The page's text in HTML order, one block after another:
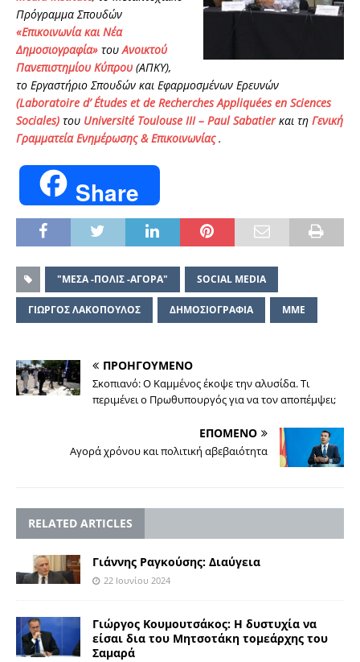
Πρόγραμμα Σπουδών
«Επικοινωνία και Νέα
Δημοσιογραφία» τουΑνοικτού
Πανεπιστημίου Κύπρου (ΑΠΚΥ),
το Εργαστήριο Σπουδών και Εφαρμοσμένων Ερευνών
(Laboratoire d’ Études et de Recherches Appliquées en Sciences
Sociales) του Université Toulouse III – Paul Sabatierκαι τη Γενική
Γραμματεία Ενημέρωσης & Επικοινωνίας.
Share
"ΜΕΣΑ -ΠΟΛΙΣ -ΑΓΟΡΑ" SOCIAL MEDIA
ΓΙΩΡΓΟΣ ΛΑΚΟΠΟΥΛΟΣ ΔΗΜΟΣΙΟΓΡΑΦΙΑ ΜΜΕ
ΠΡΟΗΓΟΥΜΕΝΟ
Σκοπιανό: O Καμμένος έκοψε την αλυσίδα. Τι
περιμένει ο Πρωθυπουργός για να τον αποπέμψει;
ΕΠΟΜΕΝΟ
Αγορά χρόνου και πολιτική αβεβαιότητα
RELATED ARTICLES
Γιάννης Ραγκούσης: Διαύγεια
22 Ιουνίου 2024
Γιώργος Κουμουτσάκος: Η δυστυχία να
είσαι δια του Μητσοτάκη τομεάρχης του
Σαμαρά